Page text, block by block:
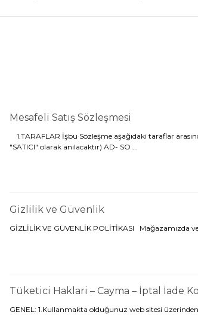
Mesafeli Satış Sözleşmesi
1.TARAFLAR İşbu Sözleşme aşağıdaki taraflar
"SATICI" olarak anılacaktır) AD- SO ...
Gizlilik ve Güvenlik
GİZLİLİK VE GÜVENLİK POLİTİKASI Mağazamızda
Tüketici Haklari – Cayma – İptal İade
GENEL: 1.Kullanmakta olduğunuz web sitesi